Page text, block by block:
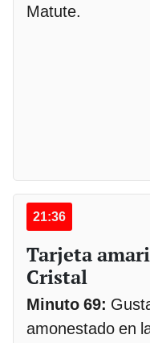
Matute.
21:36
Tarjeta
Cristal
Minuto 69:
amonestado en